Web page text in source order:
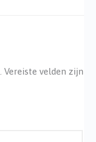
Vereiste velden zijn